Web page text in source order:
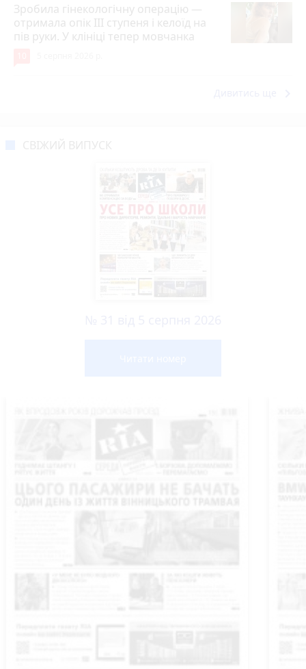
Зробила гінекологічну операцію —
отримала опік ІІІ ступеня і келоїд на
пів руки. У клініці тепер мовчанка